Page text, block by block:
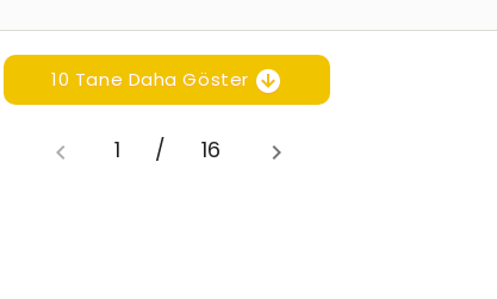
10 Tane Daha Göster
1 / 16